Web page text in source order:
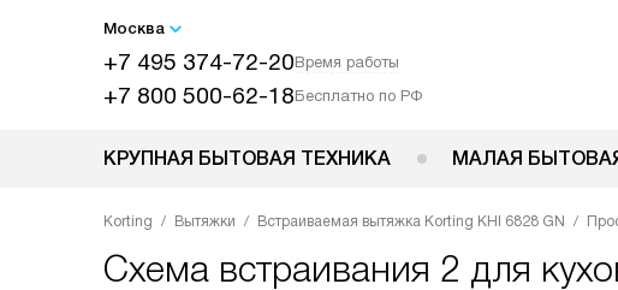
Москва
+7 495 374-72-20Время работы
+7 800 500-62-18Бесплатно по РФ
КРУПНАЯ БЫТОВАЯ ТЕХНИКА МАЛАЯ
Korting Вытяжки Встраиваемая вытяжка Korting KHI 6828 GN
Схема встраивания 2 для